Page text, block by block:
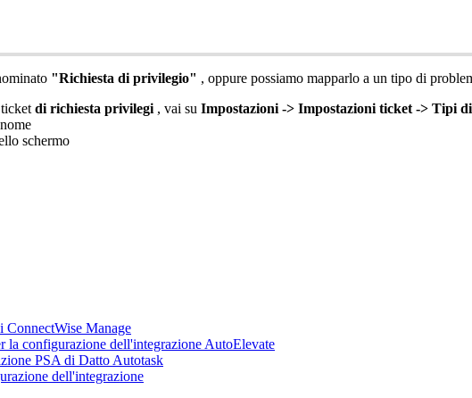
"Richiesta di privilegio" , oppure possiamo mapparlo a un tipo di
ticket di richiesta privilegi , vai su Impostazioni -> Impostazioni ticket -> Tipi di
nome
schermo
ConnectWise Manage
la configurazione dell'integrazione AutoElevate
PSA di Datto Autotask
dell'integrazione